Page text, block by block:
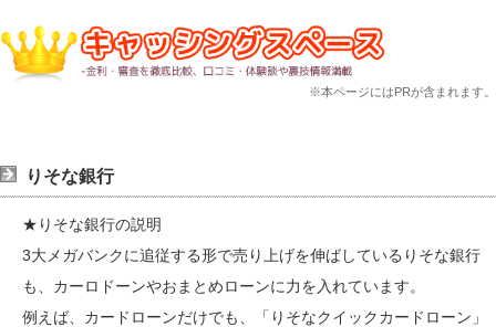
※本ページにはPRが含まれます。
りそな銀行
★りそな銀行の説明
3大メガバンクに追従する形で売り上げを伸ばしているりそな銀行
も、カーロドーンやおまとめローンに力を入れています。
例えば、カードローンだけでも、「りそなクイックカードローン」